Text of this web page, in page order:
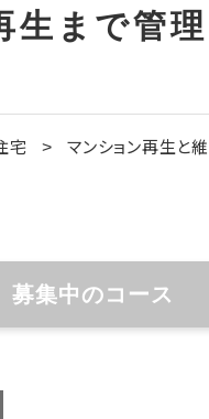
生まで管
宅 > マンション再生と
募集中のコース